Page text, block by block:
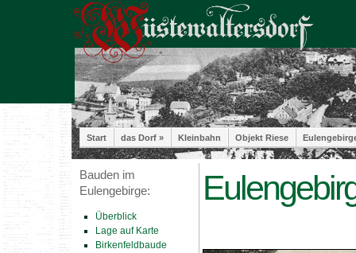
Start das Dorf » Kleinbahn Objekt Riese
Bauden im
Eulengebirge:
Überblick
Lage auf Karte
Birkenfeldbaude